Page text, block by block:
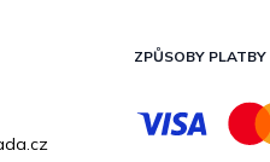
ZPŮSOBY PLATBY